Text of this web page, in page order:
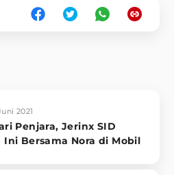
2021
Penjara, Jerinx SID
Ini Bersama Nora di Mobil